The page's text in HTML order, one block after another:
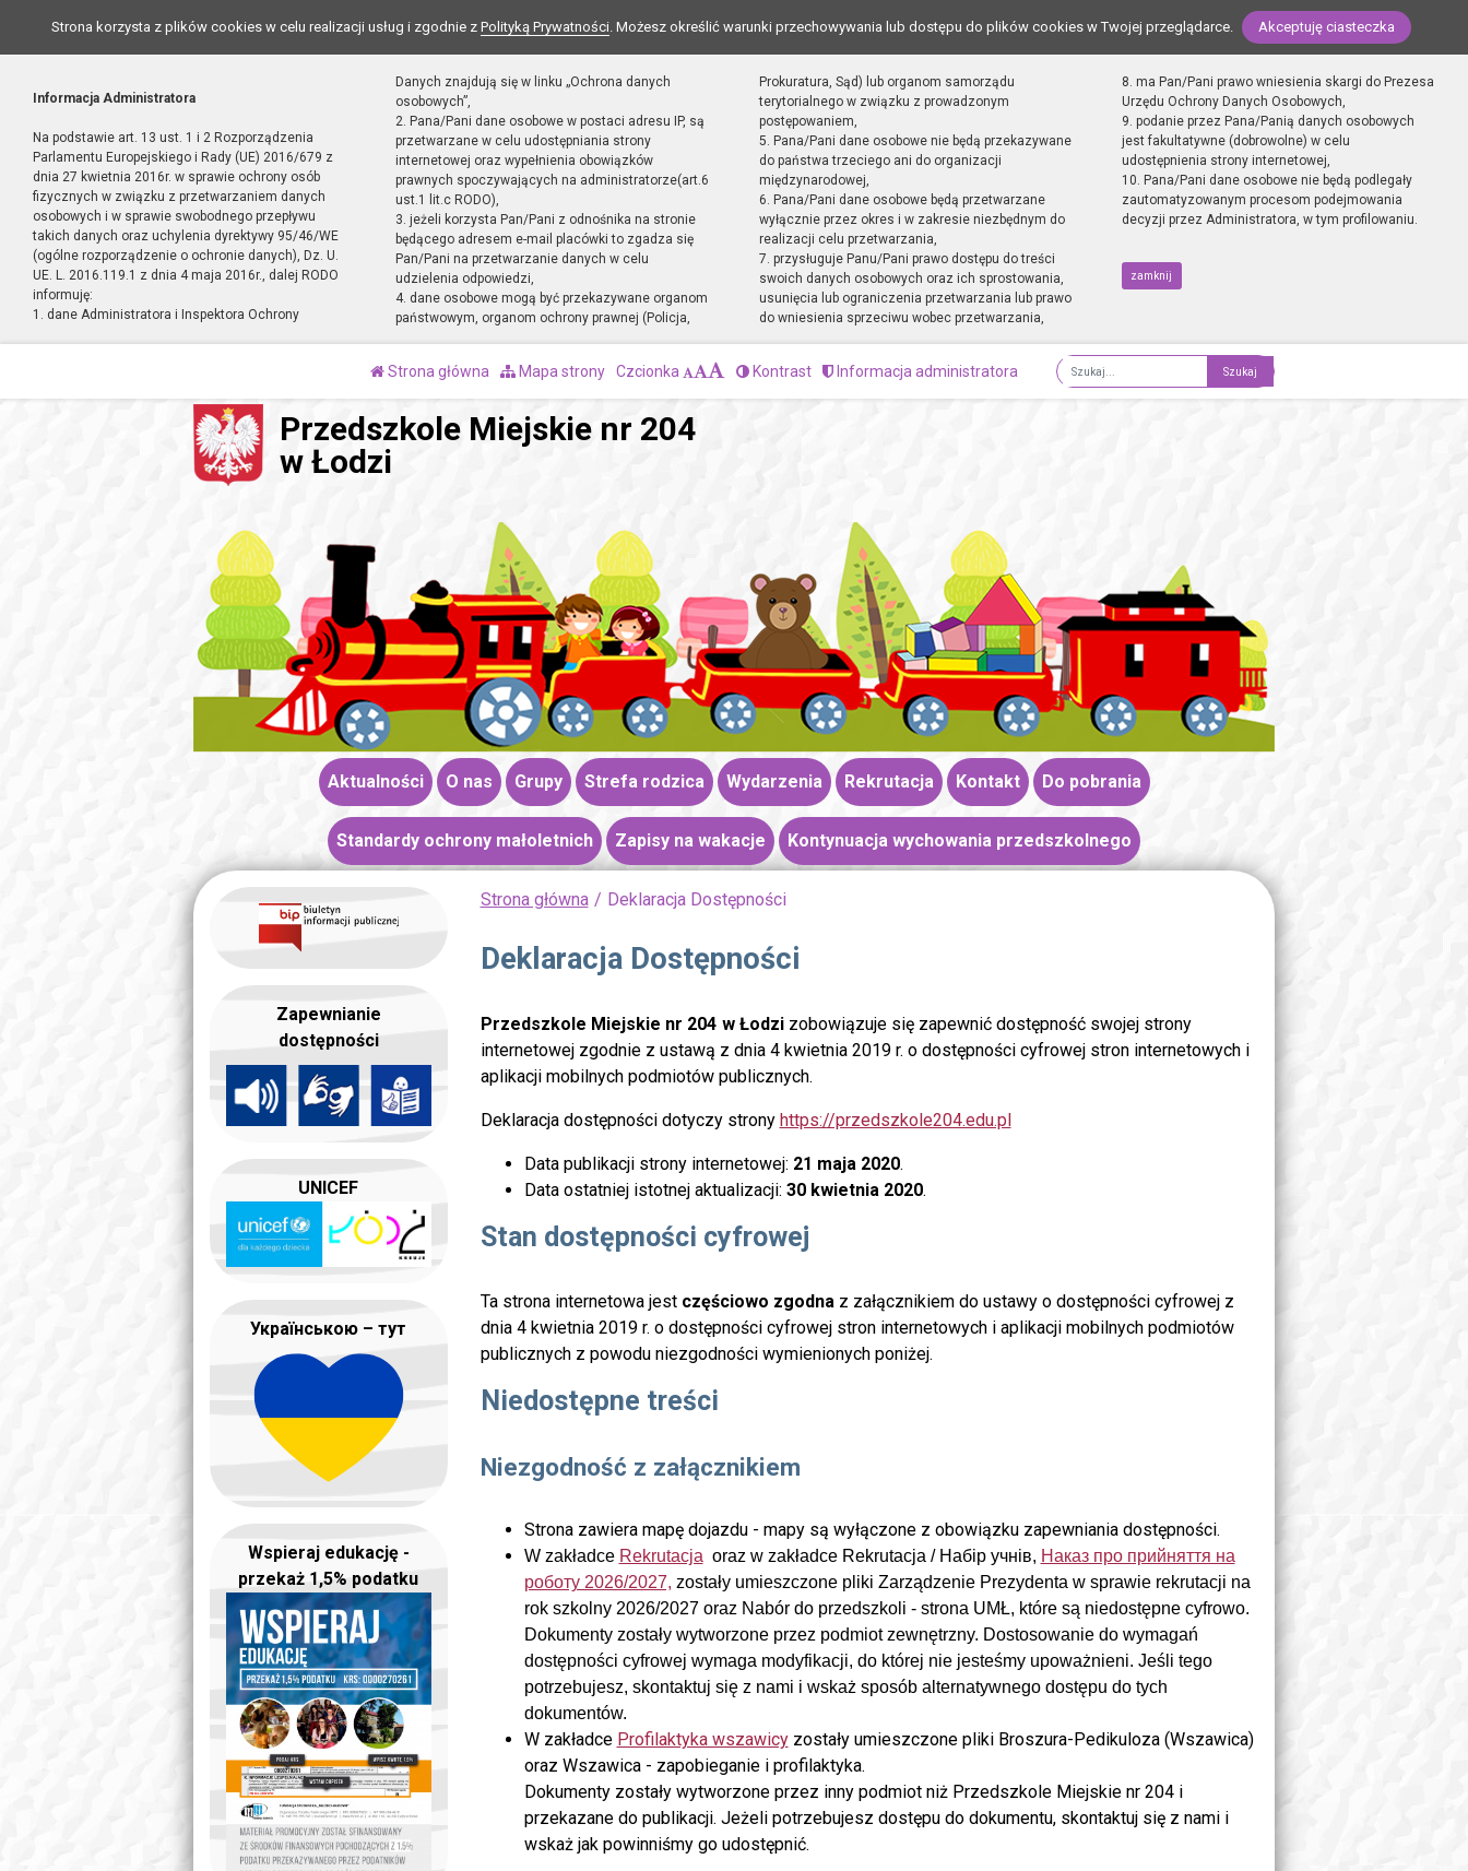
Strona korzysta z plików cookies w celu realizacji usług i zgodnie z Polityką Prywatności. Możesz określić warunki przechowywania lub dostępu do plików cookies w Twojej przeglądarce. Akceptuję ciasteczka
Informacja Administratora
Na podstawie art. 13 ust. 1 i 2 Rozporządzenia
Parlamentu Europejskiego i Rady (UE) 2016/679 z
dnia 27 kwietnia 2016r. w sprawie ochrony osób
fizycznych w związku z przetwarzaniem danych
osobowych i w sprawie swobodnego przepływu
takich danych oraz uchylenia dyrektywy 95/46/WE
(ogólne rozporządzenie o ochronie danych), Dz. U.
UE. L. 2016.119.1 z dnia 4 maja 2016r., dalej RODO
informuję:
1. dane Administratora i Inspektora Ochrony
Danych znajdują się w linku „Ochrona danych
osobowych”,
2. Pana/Pani dane osobowe w postaci adresu IP, są
przetwarzane w celu udostępniania strony
internetowej oraz wypełnienia obowiązków
prawnych spoczywających na administratorze(art.6
ust.1 lit.c RODO),
3. jeżeli korzysta Pan/Pani z odnośnika na stronie
będącego adresem e-mail placówki to zgadza się
Pan/Pani na przetwarzanie danych w celu
udzielenia odpowiedzi,
4. dane osobowe mogą być przekazywane organom
państwowym, organom ochrony prawnej (Policja,
Prokuratura, Sąd) lub organom samorządu
terytorialnego w związku z prowadzonym
postępowaniem,
5. Pana/Pani dane osobowe nie będą przekazywane
do państwa trzeciego ani do organizacji
międzynarodowej,
6. Pana/Pani dane osobowe będą przetwarzane
wyłącznie przez okres i w zakresie niezbędnym do
realizacji celu przetwarzania,
7. przysługuje Panu/Pani prawo dostępu do treści
swoich danych osobowych oraz ich sprostowania,
usunięcia lub ograniczenia przetwarzania lub prawo
do wniesienia sprzeciwu wobec przetwarzania,
8. ma Pan/Pani prawo wniesienia skargi do Prezesa
Urzędu Ochrony Danych Osobowych,
9. podanie przez Pana/Panią danych osobowych
jest fakultatywne (dobrowolne) w celu
udostępnienia strony internetowej,
10. Pana/Pani dane osobowe nie będą podlegały
zautomatyzowanym procesom podejmowania
decyzji przez Administratora, w tym profilowaniu.
zamknij
Strona główna Mapa strony Czcionka Kontrast Informacja administratora
Fraza
Przedszkole Miejskie nr 204
w Łodzi
Aktualności O nas Grupy Strefa rodzica Wydarzenia Rekrutacja Kontakt Do pobrania
Standardy ochrony małoletnich Zapisy na wakacje Kontynuacja wychowania przedszkolnego
Zapewnianie
dostępności
UNICEF
Українською – тут
Wspieraj edukację -
przekaż 1,5% podatku
Strona główna Deklaracja Dostępności
Deklaracja Dostępności
Przedszkole Miejskie nr 204 w Łodzizobowiązuje się zapewnić dostępność swojej strony
internetowejzgodnie z ustawą z dnia 4 kwietnia 2019 r. o dostępności cyfrowej stron internetowych i
aplikacji mobilnych podmiotów publicznych.
Deklaracja dostępności dotyczy strony https://przedszkole204.edu.pl
Data publikacji strony internetowej: 21 maja 2020.
Data ostatniej istotnej aktualizacji: 30 kwietnia 2020.
Stan dostępności cyfrowej
Ta strona internetowa jest częściowo zgodnaz załącznikiem do ustawy o dostępności cyfrowej z
dnia 4 kwietnia 2019 r. o dostępności cyfrowej stron internetowych i aplikacji mobilnych podmiotów
publicznych z powodu niezgodności wymienionych poniżej.
Niedostępne treści
Niezgodność z załącznikiem
Strona zawiera mapę dojazdu - mapy są wyłączone z obowiązku zapewniania dostępności.
W zakładce Rekrutacja oraz w zakładce Rekrutacja / Набір учнів, Наказ про прийняття на
роботу 2026/2027, zostały umieszczone pliki Zarządzenie Prezydenta w sprawie rekrutacji na
rok szkolny 2026/2027oraz Nabór do przedszkoli - strona UMŁ, które są niedostępne cyfrowo.
Dokumenty zostały wytworzone przez podmiot zewnętrzny. Dostosowanie do wymagań
dostępności cyfrowej wymaga modyfikacji, do której nie jesteśmy upoważnieni. Jeśli tego
potrzebujesz, skontaktuj się z nami i wskaż sposób alternatywnego dostępu do tych
dokumentów.
W zakładce Profilaktyka wszawicyzostały umieszczone pliki Broszura-Pedikuloza (Wszawica)
oraz Wszawica - zapobieganie i profilaktyka.
Dokumenty zostały wytworzone przez inny podmiot niż Przedszkole Miejskie nr 204 i
przekazane do publikacji. Jeżeli potrzebujesz dostępu do dokumentu, skontaktuj się z nami i
wskaż jak powinniśmy go udostępnić.